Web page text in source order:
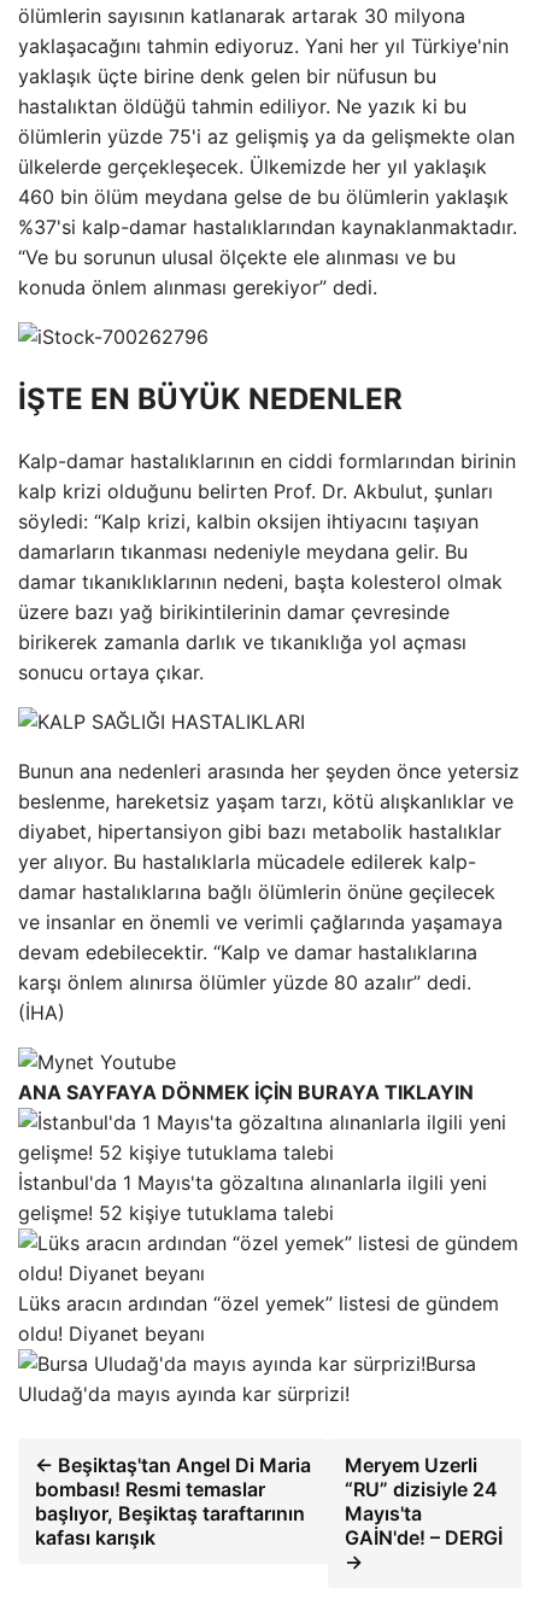
ölümlerin sayısının katlanarak artarak 30 milyona
yaklaşacağını tahmin ediyoruz. Yani her yıl Türkiye'nin
yaklaşık üçte birine denk gelen bir nüfusun bu
hastalıktan öldüğü tahmin ediliyor. Ne yazık ki bu
ölümlerin yüzde 75'i az gelişmiş ya da gelişmekte olan
ülkelerde gerçekleşecek. Ülkemizde her yıl yaklaşık
460 bin ölüm meydana gelse de bu ölümlerin yaklaşık
%37'si kalp-damar hastalıklarından kaynaklanmaktadır.
“Ve bu sorunun ulusal ölçekte ele alınması ve bu
konuda önlem alınması gerekiyor” dedi.
İŞTE EN BÜYÜK NEDENLER
Kalp-damar hastalıklarının en ciddi formlarından birinin
kalp krizi olduğunu belirten Prof. Dr. Akbulut, şunları
söyledi: “Kalp krizi, kalbin oksijen ihtiyacını taşıyan
damarların tıkanması nedeniyle meydana gelir. Bu
damar tıkanıklıklarının nedeni, başta kolesterol olmak
üzere bazı yağ birikintilerinin damar çevresinde
birikerek zamanla darlık ve tıkanıklığa yol açması
sonucu ortaya çıkar.
Bunun ana nedenleri arasında her şeyden önce yetersiz
beslenme, hareketsiz yaşam tarzı, kötü alışkanlıklar ve
diyabet, hipertansiyon gibi bazı metabolik hastalıklar
yer alıyor. Bu hastalıklarla mücadele edilerek kalp-
damar hastalıklarına bağlı ölümlerin önüne geçilecek
ve insanlar en önemli ve verimli çağlarında yaşamaya
devam edebilecektir. “Kalp ve damar hastalıklarına
karşı önlem alınırsa ölümler yüzde 80 azalır” dedi.
(İHA)
ANA SAYFAYA DÖNMEK İÇİN BURAYA TIKLAYIN
İstanbul'da 1 Mayıs'ta gözaltına alınanlarla ilgili yeni
gelişme! 52 kişiye tutuklama talebi
Lüks aracın ardından “özel yemek” listesi de gündem
oldu! Diyanet beyanı
Bursa
Uludağ'da mayıs ayında kar sürprizi!
← Beşiktaş'tan Angel Di Maria
bombası! Resmi temaslar
başlıyor, Beşiktaş taraftarının
kafası karışık
Meryem Uzerli
“RU” dizisiyle 24
Mayıs'ta
GAİN'de! – DERGİ
→